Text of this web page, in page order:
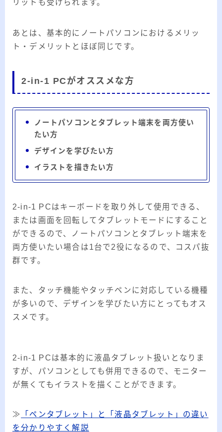
リットも受けられます。
あとは、基本的にノートパソコンにおけるメリッ
ト・デメリットとほぼ同じです。
2-in-1 PCがオススメな方
ノートパソコンとタブレット端末を両方使い
たい方
デザインを学びたい方
イラストを描きたい方
2-in-1 PCはキーボードを取り外して使用できる、
または画面を回転してタブレットモードにすること
ができるので、ノートパソコンとタブレット端末を
両方使いたい場合は1台で2役になるので、コスパ抜
群です。
また、タッチ機能やタッチペンに対応している機種
が多いので、デザインを学びたい方にとってもオス
スメです。
2-in-1 PCは基本的に液晶タブレット扱いとなりま
すが、パソコンとしても併用できるので、モニター
が無くてもイラストを描くことができます。
≫
「ペンタブレット」と「液晶タブレット」の違い
を分かりやすく解説